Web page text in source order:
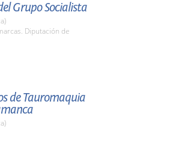
Grupo Socialista
Diputación de
de Tauromaquia